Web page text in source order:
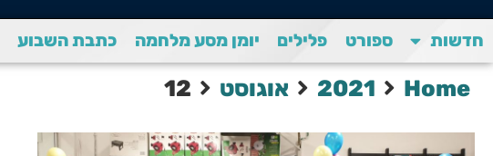
חדשות ספורט פלילים יומן מסע מלחמה כתבת השבוע
Home
2021 אוגוסט 12